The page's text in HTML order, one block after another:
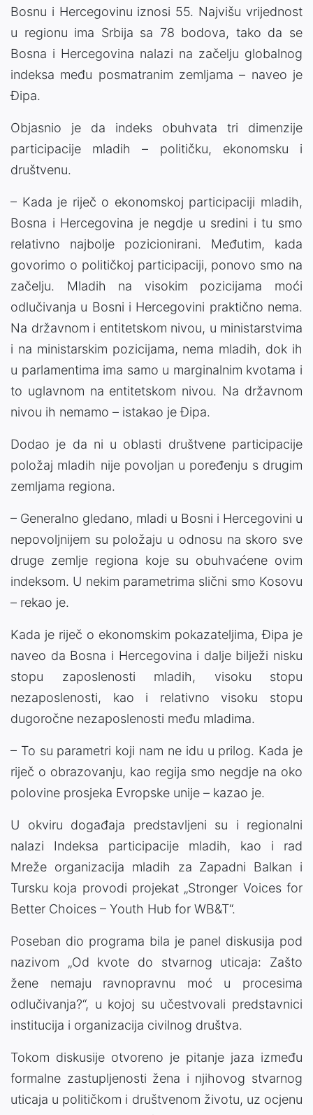
Bosnu i Hercegovinu iznosi 55. Najvišu vrijednost
u regionu ima Srbija sa 78 bodova, tako da se
Bosna i Hercegovina nalazi na začelju globalnog
indeksa među posmatranim zemljama – naveo je
Đipa.
Objasnio je da indeks obuhvata tri dimenzije
participacije mladih – političku, ekonomsku i
društvenu.
– Kada je riječ o ekonomskoj participaciji mladih,
Bosna i Hercegovina je negdje u sredini i tu smo
relativno najbolje pozicionirani. Međutim, kada
govorimo o političkoj participaciji, ponovo smo na
začelju. Mladih na visokim pozicijama moći
odlučivanja u Bosni i Hercegovini praktično nema.
Na državnom i entitetskom nivou, u ministarstvima
i na ministarskim pozicijama, nema mladih, dok ih
u parlamentima ima samo u marginalnim kvotama i
to uglavnom na entitetskom nivou. Na državnom
nivou ih nemamo – istakao je Đipa.
Dodao je da ni u oblasti društvene participacije
položaj mladih nije povoljan u poređenju s drugim
zemljama regiona.
– Generalno gledano, mladi u Bosni i Hercegovini u
nepovoljnijem su položaju u odnosu na skoro sve
druge zemlje regiona koje su obuhvaćene ovim
indeksom. U nekim parametrima slični smo Kosovu
– rekao je.
Kada je riječ o ekonomskim pokazateljima, Đipa je
naveo da Bosna i Hercegovina i dalje bilježi nisku
stopu zaposlenosti mladih, visoku stopu
nezaposlenosti, kao i relativno visoku stopu
dugoročne nezaposlenosti među mladima.
– To su parametri koji nam ne idu u prilog. Kada je
riječ o obrazovanju, kao regija smo negdje na oko
polovine prosjeka Evropske unije – kazao je.
U okviru događaja predstavljeni su i regionalni
nalazi Indeksa participacije mladih, kao i rad
Mreže organizacija mladih za Zapadni Balkan i
Tursku koja provodi projekat „Stronger Voices for
Better Choices – Youth Hub for WB&T“.
Poseban dio programa bila je panel diskusija pod
nazivom „Od kvote do stvarnog uticaja: Zašto
žene nemaju ravnopravnu moć u procesima
odlučivanja?“, u kojoj su učestvovali predstavnici
institucija i organizacija civilnog društva.
Tokom diskusije otvoreno je pitanje jaza između
formalne zastupljenosti žena i njihovog stvarnog
uticaja u političkom i društvenom životu, uz ocjenu